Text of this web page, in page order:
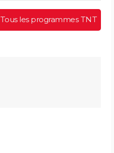
Tous les programmes TNT